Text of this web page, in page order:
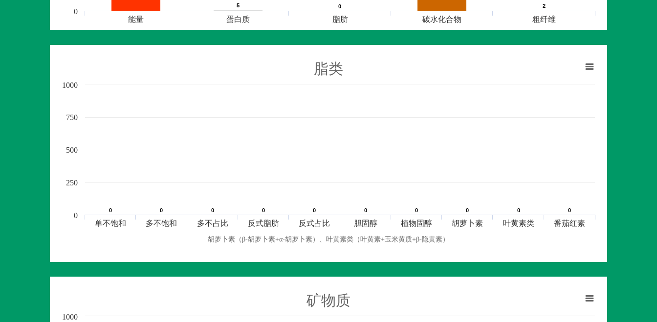
5
5 0
0 2
2
能量 蛋白质 脂肪 碳水化合物 粗纤维
0
脂类
胡萝卜素（β-胡萝卜素+α-胡萝卜素）、叶黄素类（叶黄素+玉米黄质+β-隐黄素）
0
0 0
0 0
0 0
0 0
0 0
0 0
0 0
0 0
0 0
0
单不饱和 多不饱和 多不占比 反式脂肪 反式占比 胆固醇 植物固醇 胡萝卜素 叶黄素类 番茄红素
0
250
500
750
1000
矿物质
1000